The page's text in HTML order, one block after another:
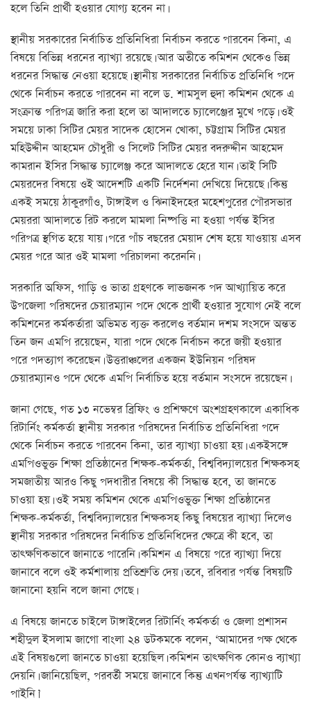
হলে তিনি প্রার্থী হওয়ার যোগ্য হবেন না।
স্থানীয় সরকারের নির্বাচিত প্রতিনিধিরা নির্বাচন করতে পারবেন কিনা, এ
বিষয়ে বিভিন্ন ধরনের ব্যাখ্যা রয়েছে। আর অতীতে কমিশন থেকেও ভিন্ন
ধরনের সিদ্ধান্ত নেওয়া হয়েছে। স্থানীয় সরকারের নির্বাচিত প্রতিনিধি পদে
থেকে নির্বাচন করতে পারবেন না বলে ড. শামসুল হুদা কমিশন থেকে এ
সংক্রান্ত পরিপত্র জারি করা হলে তা আদালতে চ্যালেঞ্জের মুখে পড়ে। ওই
সময়ে ঢাকা সিটির মেয়র সাদেক হোসেন খোকা, চট্টগ্রাম সিটির মেয়র
মহিউদ্দীন আহমেদ চৌধুরী ও সিলেট সিটির মেয়র বদরুদ্দীন আহমেদ
কামরান ইসির সিদ্ধান্ত চ্যালেঞ্জ করে আদালতে হেরে যান। তাই সিটি
মেয়রদের বিষয়ে ওই আদেশটি একটি নির্দেশনা দেখিয়ে দিয়েছে। কিন্তু
একই সময়ে ঠাকুরগাঁও, টাঙ্গাইল ও ঝিনাইদহের মহেশপুরের পৌরসভার
মেয়ররা আদালতে রিট করলে মামলা নিষ্পত্তি না হওয়া পর্যন্ত ইসির
পরিপত্র স্থগিত হয়ে যায়। পরে পাঁচ বছরের মেয়াদ শেষ হয়ে যাওয়ায় এসব
মেয়র পরে আর ওই মামলা পরিচালনা করেননি।
সরকারি অফিস, গাড়ি ও ভাতা গ্রহণকে লাভজনক পদ আখ্যায়িত করে
উপজেলা পরিষদের চেয়ারম্যান পদে থেকে প্রার্থী হওয়ার সুযোগ নেই বলে
কমিশনের কর্মকর্তারা অভিমত ব্যক্ত করলেও বর্তমান দশম সংসদে অন্তত
তিন জন এমপি রয়েছেন, যারা পদে থেকে নির্বাচন করে জয়ী হওয়ার
পরে পদত্যাগ করেছেন। উত্তরাঞ্চলের একজন ইউনিয়ন পরিষদ
চেয়ারম্যানও পদে থেকে এমপি নির্বাচিত হয়ে বর্তমান সংসদে রয়েছেন।
জানা গেছে, গত ১৩ নভেম্বর ব্রিফিং ও প্রশিক্ষণে অংশগ্রহণকালে একাধিক
রিটার্নিং কর্মকর্তা স্থানীয় সরকার পরিষদের নির্বাচিত প্রতিনিধিরা পদে
থেকে নির্বাচন করতে পারবেন কিনা, তার ব্যাখ্যা চাওয়া হয়। একইসঙ্গে
এমপিওভুক্ত শিক্ষা প্রতিষ্ঠানের শিক্ষক-কর্মকর্তা, বিশ্ববিদ্যালয়ের শিক্ষকসহ
সমজাতীয় আরও কিছু পদধারীর বিষয়ে কী সিদ্ধান্ত হবে, তা জানতে
চাওয়া হয়। ওই সময় কমিশন থেকে এমপিওভুক্ত শিক্ষা প্রতিষ্ঠানের
শিক্ষক-কর্মকর্তা, বিশ্ববিদ্যালয়ের শিক্ষকসহ কিছু বিষয়ের ব্যাখ্যা দিলেও
স্থানীয় সরকার পরিষদের নির্বাচিত প্রতিনিধিদের ক্ষেত্রে কী হবে, তা
তাৎক্ষণিকভাবে জানাতে পারেনি। কমিশন এ বিষয়ে পরে ব্যাখ্যা দিয়ে
জানাবে বলে ওই কর্মশালায় প্রতিশ্রুতি দেয়। তবে, রবিবার পর্যন্ত বিষয়টি
জানানো হয়নি বলে জানা গেছে।
এ বিষয়ে জানতে চাইলে টাঙ্গাইলের রিটার্নিং কর্মকর্তা ও জেলা প্রশাসন
শহীদুল ইসলাম জাগো বাংলা ২৪ ডটকমকে বলেন, ‘আমাদের পক্ষ থেকে
এই বিষয়গুলো জানতে চাওয়া হয়েছিল। কমিশন তাৎক্ষণিক কোনও ব্যাখ্যা
দেয়নি। জানিয়েছিল, পরবর্তী সময়ে জানাবে কিন্তু এখনপর্যন্ত ব্যাখ্যাটি
পাইনি।’